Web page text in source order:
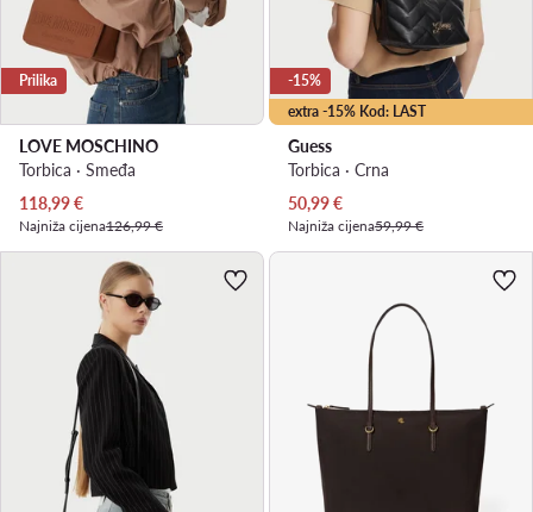
Prilika
LOVE MOSCHINO
Torbica · Smeđa
Trenutna cijena
118,99€
Najniža cijena126,99 €
extra -15% Kod: LAST
-15%
Guess
Torbica · Crna
Trenutna cijena
50,99€
Najniža cijena59,99 €